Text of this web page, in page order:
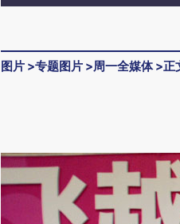
图片 >专题图片 >周一全媒体>正